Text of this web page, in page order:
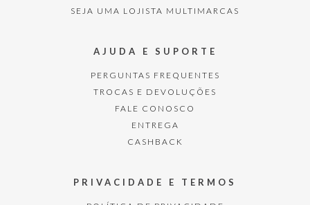
SEJA UMA LOJISTA MULTIMARCAS
AJUDA E SUPORTE
PERGUNTAS FREQUENTES
TROCAS E DEVOLUÇÕES
FALE CONOSCO
ENTREGA
CASHBACK
PRIVACIDADE E TERMOS